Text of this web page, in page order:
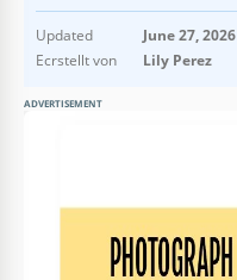
Updated
June 27, 2026
Ecrstellt von
Lily Perez
ADVERTISEMENT